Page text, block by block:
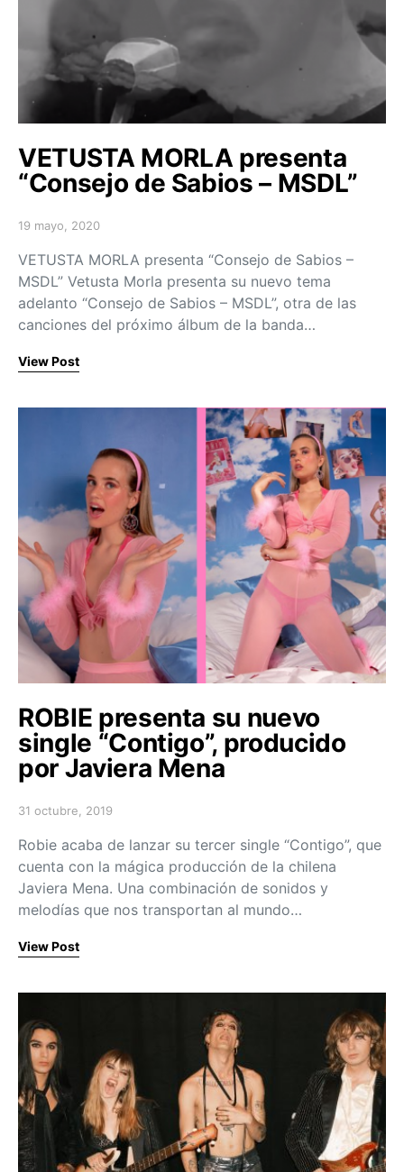
VETUSTA MORLA presenta
“Consejo de Sabios – MSDL”
Posted on
19 mayo, 2020
VETUSTA MORLA presenta “Consejo de Sabios –
MSDL” Vetusta Morla presenta su nuevo tema
adelanto “Consejo de Sabios – MSDL”, otra de las
canciones del próximo álbum de la banda…
View Post
ROBIE presenta su nuevo
single “Contigo”, producido
por Javiera Mena
Posted on
31 octubre, 2019
Robie acaba de lanzar su tercer single “Contigo”, que
cuenta con la mágica producción de la chilena
Javiera Mena. Una combinación de sonidos y
melodías que nos transportan al mundo…
View Post